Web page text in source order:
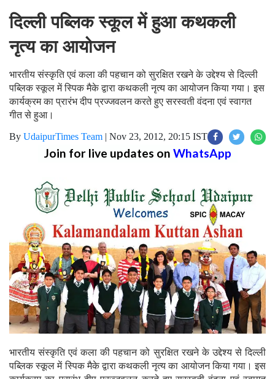
दिल्ली पब्लिक स्कूल में हुआ कथकली
नृत्य का आयोजन
भारतीय संस्कृति एवं कला की पहचान को सुरक्षित रखने के उद्देश्य से दिल्ली
पब्लिक स्कूल में स्पिक मैके द्वारा कथकली नृत्य का आयोजन किया गया। इस
कार्यक्रम का प्रारंभ दीप प्रज्जवलन करते हुए सरस्वती वंदना एवं स्वागत
गीत से हुआ।
By UdaipurTimes Team | Nov 23, 2012, 20:15 IST
Join for live updates on WhatsApp
भारतीय संस्कृति एवं कला की पहचान को सुरक्षित रखने के उद्देश्य से दिल्ली
पब्लिक स्कूल में स्पिक मैके द्वारा कथकली नृत्य का आयोजन किया गया। इस